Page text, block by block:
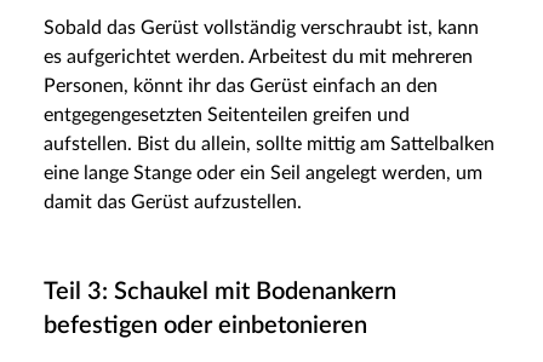
Sobald das Gerüst vollständig verschraubt ist, kann
es aufgerichtet werden. Arbeitest du mit mehreren
Personen, könnt ihr das Gerüst einfach an den
entgegengesetzten Seitenteilen greifen und
aufstellen. Bist du allein, sollte mittig am Sattelbalken
eine lange Stange oder ein Seil angelegt werden, um
damit das Gerüst aufzustellen.
Teil 3: Schaukel mit Bodenankern
befestigen oder einbetonieren